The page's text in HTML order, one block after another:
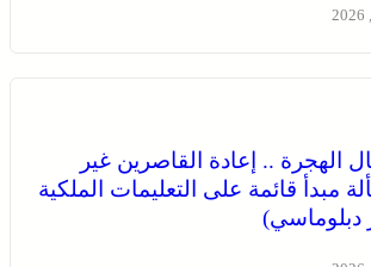
الهجرة .. إعادة القاصرين غير
مبدأ قائمة على التعليمات الملكية
دبلوماسي)
من “الإجهاد الحراري” وتعليق الاشتغال